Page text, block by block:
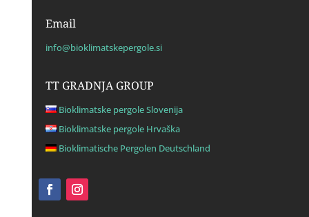
Email
info@bioklimatskepergole.si
TT GRADNJA GROUP
Bioklimatske pergole Slovenija
Bioklimatske pergole Hrvaška
Bioklimatische Pergolen Deutschland